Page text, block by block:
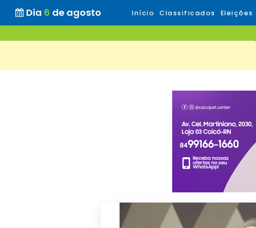
Dia 6 de agosto Início Classificados Eleições